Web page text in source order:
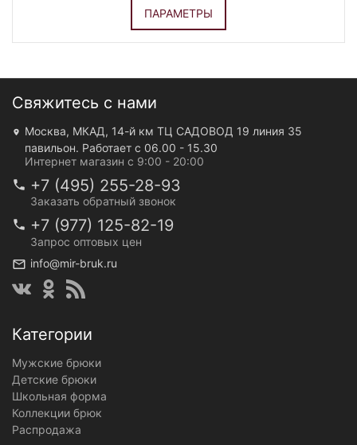
ПАРАМЕТРЫ
Свяжитесь с нами
Москва, МКАД, 14-й км ТЦ САДОВОД 19 линия 35
павильон. Работает с 06.00 - 15.30
Интернет магазин с 9:00 - 20:00
+7 (495) 255-28-93
Заказать обратный звонок
+7 (977) 125-82-19
Запрос оптовых цен
info@mir-bruk.ru
Категории
Мужские брюки
Детские брюки
Школьная форма
Коллекции брюк
Распродажа